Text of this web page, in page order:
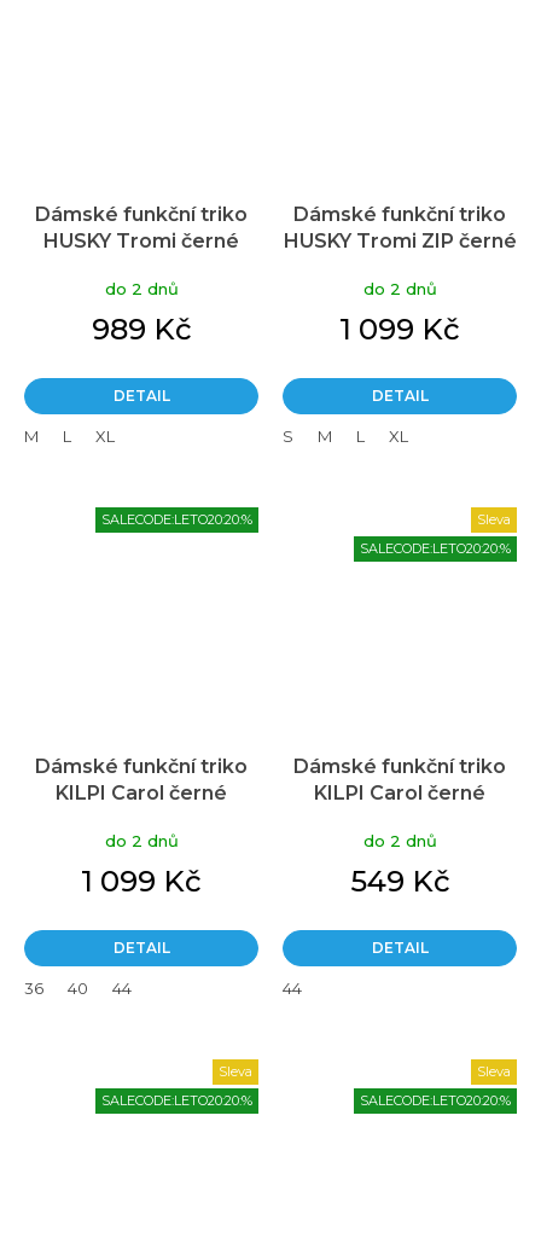
Dámské funkční triko
HUSKY Tromi černé
do 2 dnů
989 Kč
DETAIL
M L XL
Dámské funkční triko
HUSKY Tromi ZIP černé
do 2 dnů
1 099 Kč
DETAIL
S M L XL
SALECODE:LETO20:20:%
Dámské funkční triko
KILPI Carol černé
do 2 dnů
1 099 Kč
DETAIL
36 40 44
Sleva
SALECODE:LETO20:20:%
Dámské funkční triko
KILPI Carol černé
do 2 dnů
549 Kč
DETAIL
44
Sleva
SALECODE:LETO20:20:%
Sleva
SALECODE:LETO20:20:%